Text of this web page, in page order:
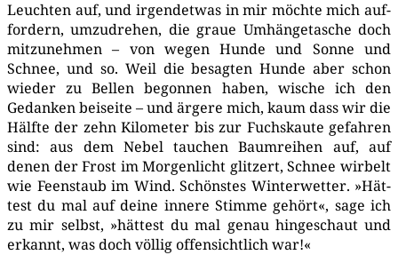
Leuch­ten auf, und irgend­et­was in mir möch­te mich auf­
for­dern, umzu­dre­hen, die graue Umhän­ge­ta­sche doch
mit­zu­neh­men – von wegen Hun­de und Son­ne und
Schnee, und so. Weil die besag­ten Hun­de aber schon
wie­der zu Bel­len begon­nen haben, wische ich den
Gedan­ken bei­sei­te – und ärge­re mich, kaum dass wir die
Hälf­te der zehn Kilo­me­ter bis zur Fuchs­kau­te gefah­ren
sind: aus dem Nebel tau­chen Baum­rei­hen auf, auf
denen der Frost im Mor­gen­licht glit­zert, Schnee wir­belt
wie Feen­staub im Wind. Schöns­tes Win­ter­wet­ter. »Hät­
test du mal auf dei­ne inne­re Stim­me gehört«, sage ich
zu mir selbst, »hät­test du mal genau hin­ge­schaut und
erkannt, was doch völ­lig offen­sicht­lich war!«